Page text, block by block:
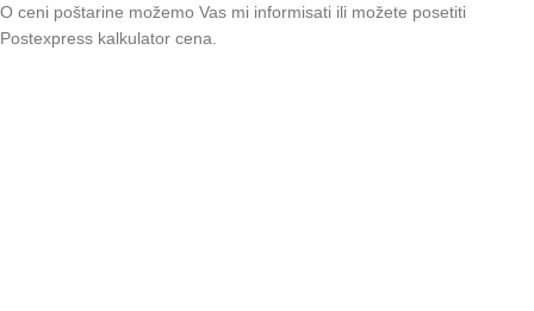
O ceni poštarine možemo Vas mi informisati ili možete posetiti
Postexpress kalkulator cena